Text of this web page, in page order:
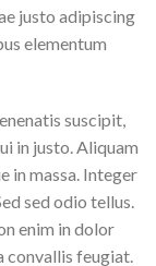
justo adipiscing
elementum
suscipit,
in justo. Aliquam
in massa. Integer
sed odio tellus.
enim in dolor
convallis feugiat.